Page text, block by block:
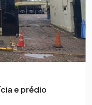
e prédio